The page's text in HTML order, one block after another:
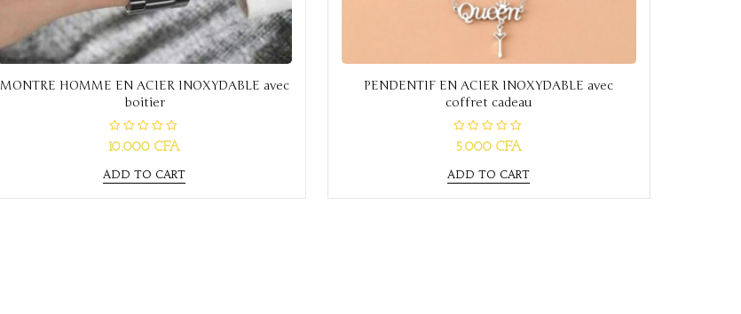
MONTRE HOMME EN ACIER INOXYDABLE avec
boitier
R
a
e
d
10.000CFA
ADD TO CART
PENDENTIF EN ACIER INOXYDABLE avec
coffret cadeau
R
a
e
d
5.000CFA
ADD TO CART